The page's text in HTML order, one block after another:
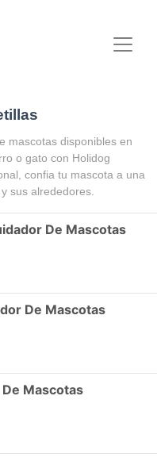
mascotas disponibles en
o gato con Holidog
confia tu mascota a una
sus alrededores.
De Mascotas
De Mascotas
Mascotas